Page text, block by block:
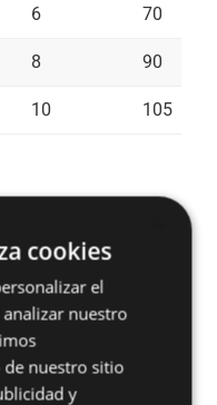
6 70
8 90
10 105
arrow_forward
cookies
el
nuestro
nuestro sitio
y